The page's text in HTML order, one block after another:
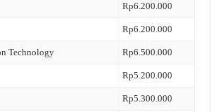
Rp6.200.000
Rp6.200.000
Technology Rp6.500.000
Rp5.200.000
Rp5.300.000